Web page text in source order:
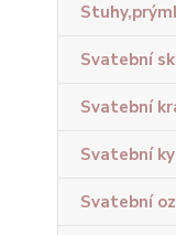
Svatební
Svatební
Svatební
Svatební